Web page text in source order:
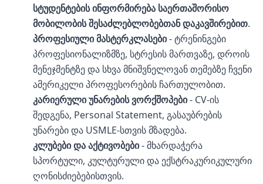
სტუდენტების ინფორმირება საერთაშორისო
მობილობის შესაძლებლობებთან დაკავშირებით.
პროფესიული მასტერკლასები- ტრენინგები
პროფესიონალიზმზე, სტრესის მართვაზე, დროის
მენეჯმენტზე და სხვა მნიშვნელოვან თემებზე ჩვენი
ამერიკელი პროფესორების ჩართულობით.
კარიერული უნარების ვორქშოპები- CV-ის
შედგენა, Personal Statement, გასაუბრების
უნარები და USMLE-სთვის მზადება.
კლუბები და აქტივობები- მხარდაჭერა
სპორტული, კულტურული და ექსტრაკურიკულური
ღონისძიებებისთვის.